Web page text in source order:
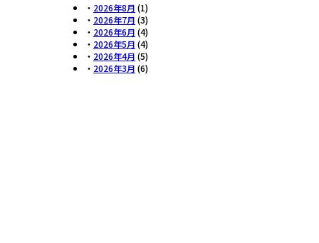
・ 2026年8月 (1)
・ 2026年7月 (3)
・ 2026年6月 (4)
・ 2026年5月 (4)
・ 2026年4月 (5)
・ 2026年3月 (6)